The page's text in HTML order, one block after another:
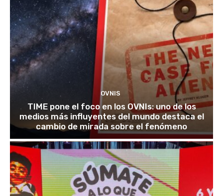
OVNIS
TIME pone el foco en los OVNIs: uno de los
medios más influyentes del mundo destaca el
cambio de mirada sobre el fenómeno